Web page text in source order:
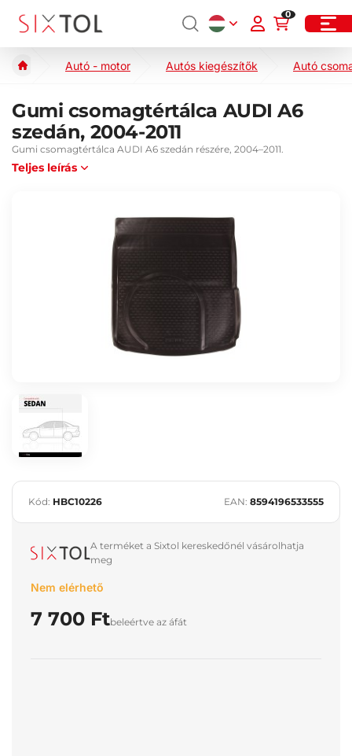
0
Autó - motor Autós kiegészítők Autó
Gumi csomagtértálca AUDI A6
szedán, 2004-2011
Gumi csomagtértálca AUDI A6 szedán részére, 2004–2011.
Teljes leírás
Kód: HBC10226 EAN: 8594196533555
A terméket a Sixtol kereskedőnél vásárolhatja
meg
Nem elérhető
7 700 Ftbeleértve az áfát